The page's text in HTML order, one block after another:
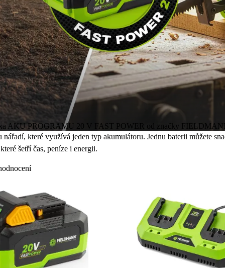
AKU PROGRAMU 20 V FAST POWER od značky
které využívá jeden typ akumulátoru. Jednu baterii můžete
šetří čas, peníze i energii.